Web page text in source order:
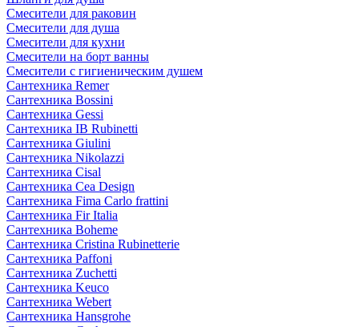
Смесители для раковин
Смесители для душа
Смесители для кухни
Смесители на борт ванны
Смесители с гигиеническим душем
Сантехника Remer
Сантехника Bossini
Сантехника Gessi
Сантехника IB Rubinetti
Сантехника Giulini
Сантехника Nikolazzi
Сантехника Cisal
Сантехника Cea Design
Сантехника Fima Carlo frattini
Сантехника Fir Italia
Сантехника Boheme
Сантехника Cristina Rubinetterie
Сантехника Paffoni
Сантехника Zuchetti
Сантехника Keuco
Сантехника Webert
Сантехника Hansgrohe